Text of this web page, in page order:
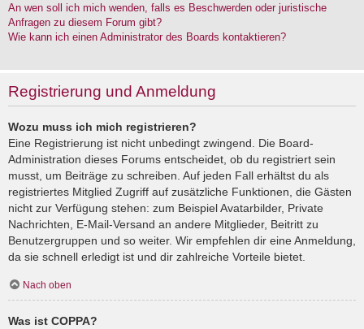
An wen soll ich mich wenden, falls es Beschwerden oder juristische
Anfragen zu diesem Forum gibt?
Wie kann ich einen Administrator des Boards kontaktieren?
Registrierung und Anmeldung
Wozu muss ich mich registrieren?
Eine Registrierung ist nicht unbedingt zwingend. Die Board-
Administration dieses Forums entscheidet, ob du registriert sein
musst, um Beiträge zu schreiben. Auf jeden Fall erhältst du als
registriertes Mitglied Zugriff auf zusätzliche Funktionen, die Gästen
nicht zur Verfügung stehen: zum Beispiel Avatarbilder, Private
Nachrichten, E-Mail-Versand an andere Mitglieder, Beitritt zu
Benutzergruppen und so weiter. Wir empfehlen dir eine Anmeldung,
da sie schnell erledigt ist und dir zahlreiche Vorteile bietet.
Nach oben
Was ist COPPA?